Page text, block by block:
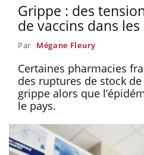
Grippe : des
de vaccins dans
Par Mégane Fleury
Certaines pharmacies
des ruptures de stock
grippe alors que
le pays.